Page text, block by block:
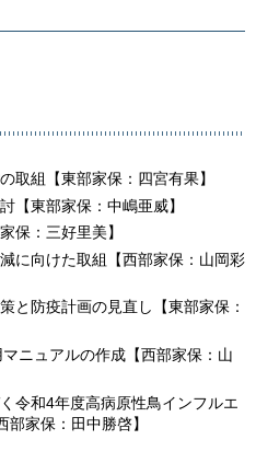
取組【東部家保：四宮有果】
【東部家保：中嶋亜威】
保：三好里美】
に向けた取組【西部家保：山岡彩
と防疫計画の見直し【東部家保：
ニュアルの作成【西部家保：山
令和4年度高病原性鳥インフルエ
家保：田中勝啓】